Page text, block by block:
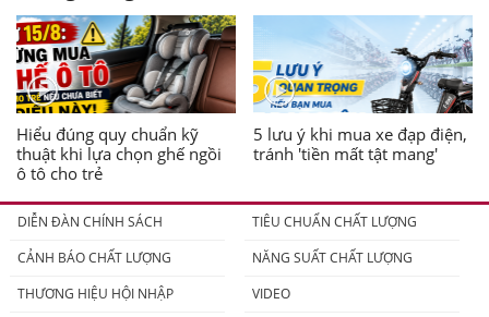
Hiểu đúng quy chuẩn kỹ
thuật khi lựa chọn ghế ngồi
ô tô cho trẻ
5 lưu ý khi mua xe đạp điện,
tránh 'tiền mất tật mang'
DIỄN ĐÀN CHÍNH SÁCH
TIÊU CHUẨN CHẤT LƯỢNG
CẢNH BÁO CHẤT LƯỢNG
NĂNG SUẤT CHẤT LƯỢNG
THƯƠNG HIỆU HỘI NHẬP
VIDEO